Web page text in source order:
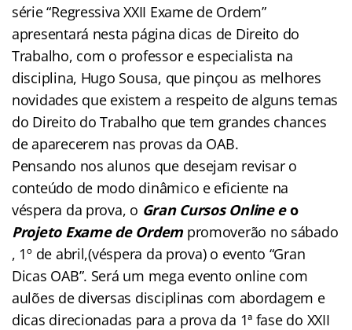
série “Regressiva XXII Exame de Ordem”
apresentará nesta página dicas de Direito do
Trabalho, com o professor e especialista na
disciplina, Hugo Sousa, que pinçou as melhores
novidades que existem a respeito de alguns temas
do Direito do Trabalho que tem grandes chances
de aparecerem nas provas da OAB.
Pensando nos alunos que desejam revisar o
conteúdo de modo dinâmico e eficiente na
véspera da prova, o Gran Cursos Online eo
Projeto Exame de Ordem promoverão no sábado
, 1º de abril,(véspera da prova) o evento “Gran
Dicas OAB”. Será um mega evento online com
aulões de diversas disciplinas com abordagem e
dicas direcionadas para a prova da 1ª fase do XXII